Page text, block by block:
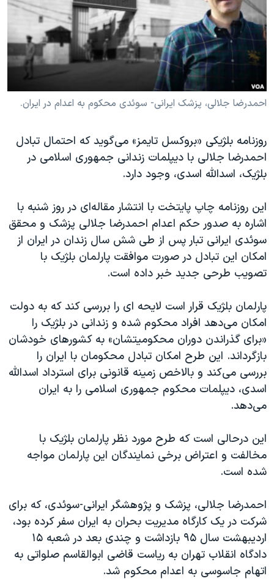
فرهنگ و زندگی
حقوق شهروندی
اقتصادی
اسرائیل در جنگ
آرشیو پخش زنده
مستندها
انتخابات ریاست جمهوری آمریکا ۲۰۲۴
حمله جمهوری اسلامی به اسرائیل
ورزش زنان در ایران
مجموعه مستندهای دادخواهی
تریبونال مردمی آبان ۹۸
چهل سال گروگان‌گیری
قانون شفافیت دارائی کادر رهبری ایران
اعتراضات مردمی آبان ۹۸
اسرائیل در جنگ
همایش محافظه‌کاران آمریکا «سی‌پک»
صفحه‌های ویژه
سفر پرزیدنت ترامپ به چین
دنبال کنید
زبانهای مختلف
احمدرضا جلالی، پزشک ایرانی- سوئدی محکوم به اعدام در ایران.
روزنامه‌ بلژیکی «بروکسل تایمز» می‌گوید که احتمال تبادل
احمدرضا جلالی با دیپلمات زندانی جمهوری اسلامی در
بلژیک، اسدالله اسدی، وجود دارد.
این روزنامه چاپ پایتخت با انتشار مقاله‌ای در روز شنبه با
اشاره به صدور حکم اعدام احمدرضا جلالی پزشک و محقق
سوئدی ایرانی تبار پس از طی شش سال زندان در ایران از
امکان این تبادل در صورت موافقت پارلمان بلژیک با
تصویب طرحی جدید خبر داده است.
پارلمان بلژیک قرار است لایحه ای را بررسی کند که به دولت
امکان می‌دهد افراد محکوم شده و زندانی در بلژیک را
«برای گذراندن دوران محکومیتشان» به کشورهای خودشان
بازگرداند. این طرح امکان تبادل محکومان با ایران را
بررسی می‌کند و بالاخص زمینه قانونی برای استرداد اسدالله
اسدی، دیپلمات محکوم جمهوری اسلامی را به ایران
می‌دهد.
این درحالی است که طرح مورد نظر پارلمان بلژیک با
مخالفت و اعتراض برخی نمایندگان این پارلمان مواجه
شده است.
احمدرضا جلالی، پزشک و پژوهشگر ایرانی-سوئدی، که برای
شرکت در یک کارگاه مدیریت بحران به ایران سفر کرده بود،
اردیبهشت سال ۹۵ بازداشت و چندی بعد در شعبه ۱۵
دادگاه انقلاب تهران به ریاست قاضی ابوالقاسم صلواتی به
اتهام جاسوسی به اعدام محکوم شد.